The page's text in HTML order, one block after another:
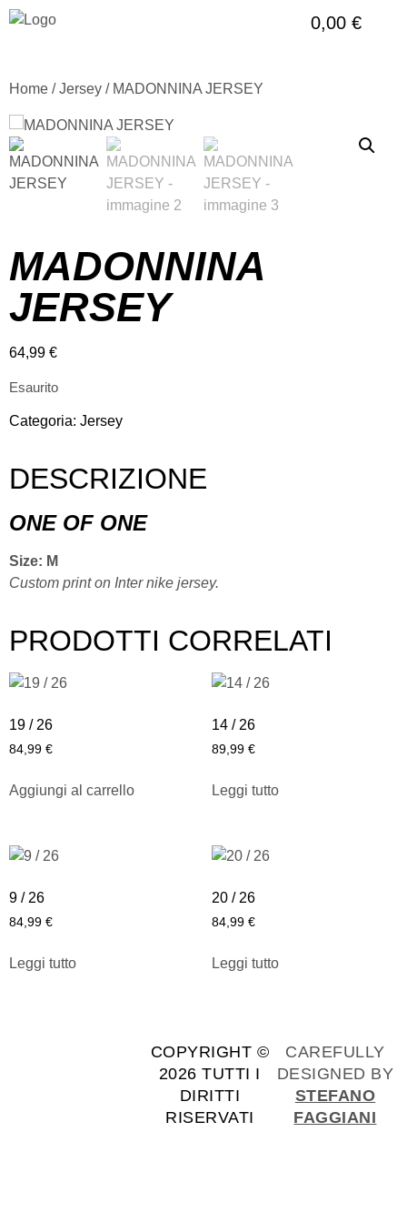
0,00 €
Home /Jersey / MADONNINA JERSEY
MADONNINA
JERSEY
64,99 €
Esaurito
Categoria: Jersey
DESCRIZIONE
ONE OF ONE
Size: M
Custom print on Inter nike jersey.
PRODOTTI CORRELATI
19 / 26
84,99 €
Aggiungi al carrello
14 / 26
89,99 €
Leggi tutto
9 / 26
84,99 €
Leggi tutto
20 / 26
84,99 €
Leggi tutto
COPYRIGHT ©
2026 TUTTI I
DIRITTI
RISERVATI
CAREFULLY
DESIGNED BY
STEFANO
FAGGIANI